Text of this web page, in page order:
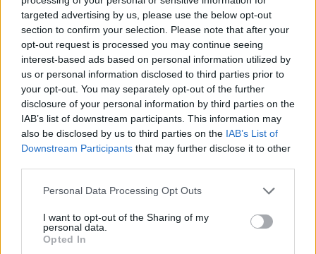
targeted advertising by us, please use the below opt-out
section to confirm your selection. Please note that after your
opt-out request is processed you may continue seeing
interest-based ads based on personal information utilized by
us or personal information disclosed to third parties prior to
your opt-out. You may separately opt-out of the further
disclosure of your personal information by third parties on the
IAB’s list of downstream participants. This information may
also be disclosed by us to third parties on the IAB’s List of
Downstream Participants that may further disclose it to other
Please note that this website/app uses one or more Google
not limited to your visit or usage behaviour. You may click to
grant or deny consent to Google and its third-party tags to
use your data for below specified purposes in below Google
Personal Data Processing Opt Outs
I want to opt-out of the Sharing of my
personal data.
Opted In
AUTORE
Staff